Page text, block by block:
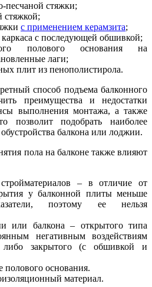
стяжки;
стяжкой;
с применением керамзита;
каркаса с последующей обшивкой;
полового основания на
лаги;
плит из пенополистирола.
способ подъема балконного
преимущества и недостатки
выполнения монтажа, а также
позволит подобрать наиболее
балкона или лоджии.
пола на балконе также влияют
– в отличие от
у балконной плиты меньше
поэтому ее нельзя
или балкона – открытого типа
негативным воздействиям
закрытого (с обшивкой и
основания.
материал.